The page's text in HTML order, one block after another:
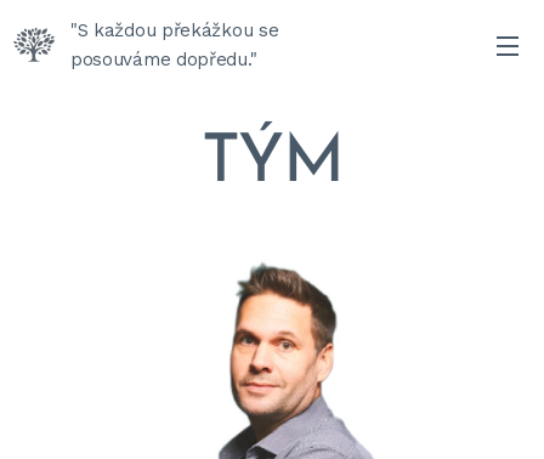
"S každou překážkou se
posouváme dopředu."
TÝM